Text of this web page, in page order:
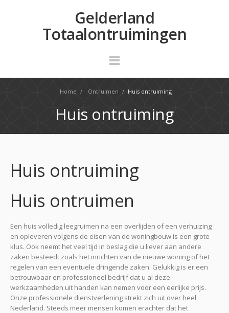
Gelderland
Totaalontruimingen
Home / Ontruimen / Huis ontruiming
Huis ontruiming
Huis ontruiming
Huis ontruimen
Een huis volledig leegruimen na een overlijden of een verhuizing
en opleveren volgens de eisen van de woningbouw is een grote
klus. Ook neemt het veel tijd in beslag die u liever aan andere
zaken besteedt zoals het inrichten van de nieuwe woning of het
regelen van een eventuele dringende zaken. Gelukkig is er een
betrouwbaar en professioneel bedrijf dat u al deze
werkzaamheden uit handen kan nemen voor een eerlijke prijs.
Onze professionele dienstverlening strekt zich uit over heel
Nederland. Steeds meer mensen komen erachter dat het